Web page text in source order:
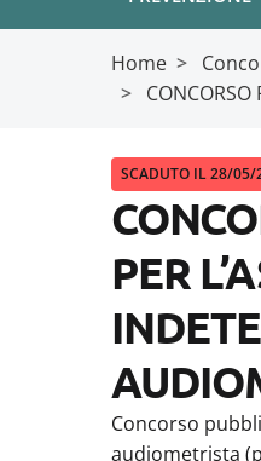
Home >
> CONCORSO
SCADUTO IL 28/05/
PER
Concorso
audiometrista